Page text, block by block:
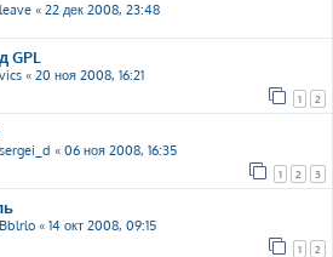
leave « 22 дек 2008, 23:48
GPL
vics « 20 ноя 2008, 16:21
1 2
sergei_d « 06 ноя 2008, 16:35
1 2 3
Bblrlo « 14 окт 2008, 09:15
1 2